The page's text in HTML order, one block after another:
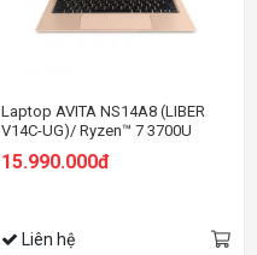
Laptop AVITA NS14A8 (LIBER
V14C-UG)/ Ryzen™ 7 3700U
15.990.000đ
Liên hệ